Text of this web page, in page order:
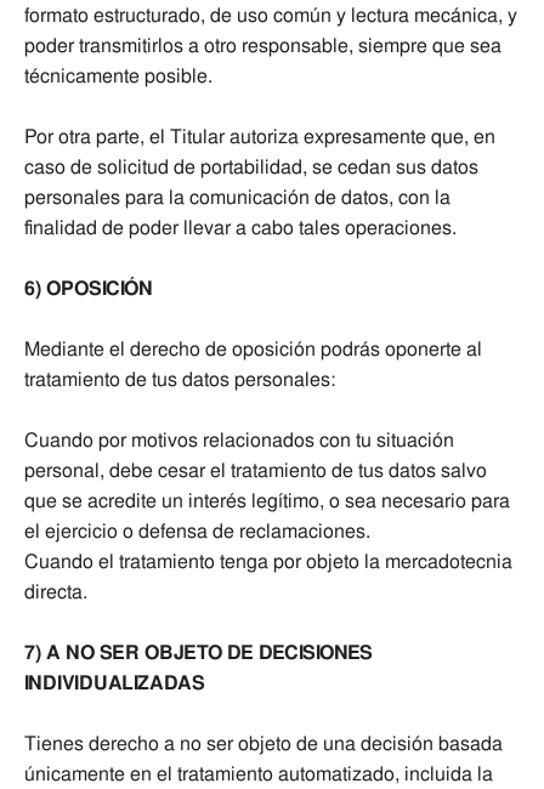
formato estructurado, de uso común y lectura mecánica, y
poder transmitirlos a otro responsable, siempre que sea
técnicamente posible.
Por otra parte, el Titular autoriza expresamente que, en
caso de solicitud de portabilidad, se cedan sus datos
personales para la comunicación de datos, con la
finalidad de poder llevar a cabo tales operaciones.
6) OPOSICIÓN
Mediante el derecho de oposición podrás oponerte al
tratamiento de tus datos personales:
Cuando por motivos relacionados con tu situación
personal, debe cesar el tratamiento de tus datos salvo
que se acredite un interés legítimo, o sea necesario para
el ejercicio o defensa de reclamaciones.
Cuando el tratamiento tenga por objeto la mercadotecnia
directa.
7) A NO SER OBJETO DE DECISIONES
INDIVIDUALIZADAS
Tienes derecho a no ser objeto de una decisión basada
únicamente en el tratamiento automatizado, incluida la